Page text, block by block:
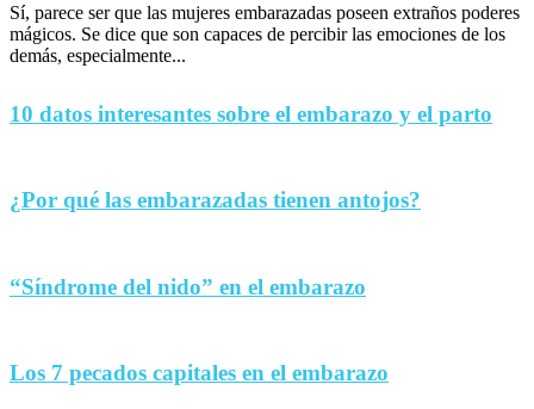
Sí, parece ser que las mujeres embarazadas poseen extraños poderes
mágicos. Se dice que son capaces de percibir las emociones de los
demás, especialmente...
10 datos interesantes sobre el embarazo y el parto
¿Por qué las embarazadas tienen antojos?
“Síndrome del nido” en el embarazo
Los 7 pecados capitales en el embarazo